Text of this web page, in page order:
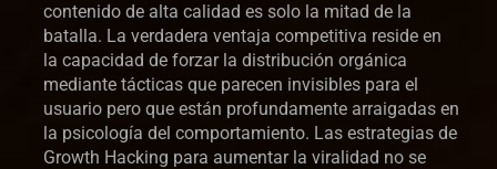
contenido de alta calidad es solo la mitad de la
batalla. La verdadera ventaja competitiva reside en
la capacidad de forzar la distribución orgánica
mediante tácticas que parecen invisibles para el
usuario pero que están profundamente arraigadas en
la psicología del comportamiento. Las estrategias de
Growth Hacking para aumentar la viralidad no se